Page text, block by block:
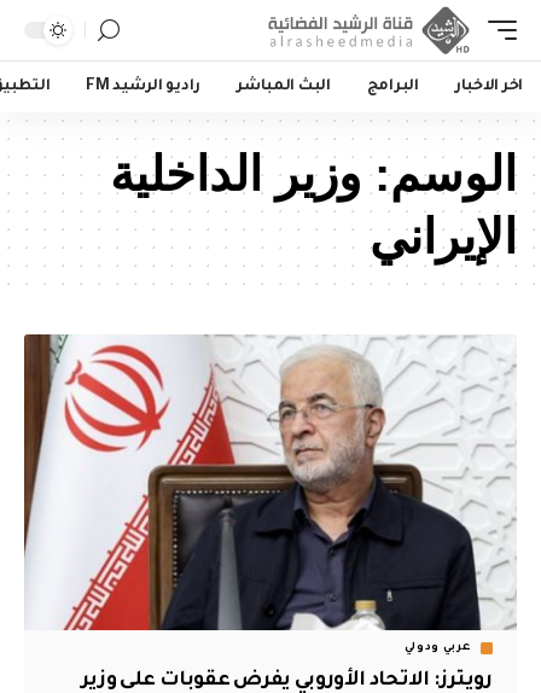
اخر الاخبار البرامج البث المباشر راديو الرشيد FM
الوسم:وزير الداخلية
الإيراني
عربي ودولي
رويترز: الاتحاد الأوروبي يفرض عقوبات على وزير